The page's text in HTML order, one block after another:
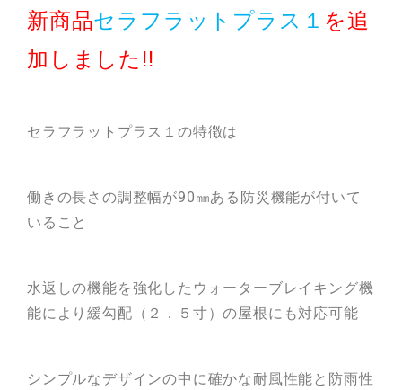
お問い合わせ プライバシーポリシー
新商品セラフラットプラス１ を追
加しました!!
セラフラットプラス１の特徴は
働きの長さの調整幅が90㎜ある防災機能が付いて
いること
水返しの機能を強化したウォーターブレイキング機
能により緩勾配（２．５寸）の屋根にも対応可能
シンプルなデザインの中に確かな耐風性能と防雨性